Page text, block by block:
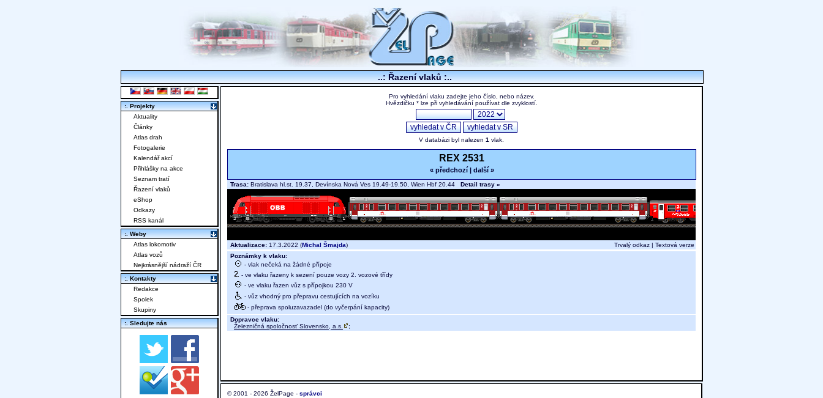
..: Řazení vlaků :..
Pro vyhledání vlaku zadejte jeho číslo, nebo název.
Hvězdičku * lze při vyhledávání používat dle zvyklostí.
V databázi byl nalezen 1 vlak.
REX 2531
« předchozí| další »
Trasa: Bratislava hl.st. 19.37, Devínska Nová Ves 19.49-19.50, Wien Hbf 20.44 Detail trasy »
Aktualizace: 17.3.2022 (Michal Šmajda) Trvalý odkaz | Textová verze
Poznámky k vlaku:
- vlak nečeká na žádné přípoje
- ve vlaku řazeny k sezení pouze vozy 2. vozové třídy
- ve vlaku řazen vůz s přípojkou 230 V
- vůz vhodný pro přepravu cestujících na vozíku
- přeprava spoluzavazadel (do vyčerpání kapacity)
Dopravce vlaku:
Železničná spoločnosť Slovensko, a.s.
;
© 2001 - 2026 ŽelPage - správci
:. Projekty
Aktuality
Články
Atlas drah
Fotogalerie
Kalendář akcí
Přihlášky na akce
Seznam tratí
Řazení vlaků
eShop
Odkazy
RSS kanál
:. Weby
Atlas lokomotiv
Atlas vozů
Nejkrásnější nádraží ČR
:. Kontakty
Redakce
Spolek
Skupiny
:. Sledujte nás